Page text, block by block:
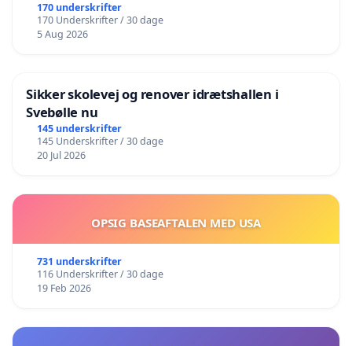
170 underskrifter
170 Underskrifter / 30 dage
5 Aug 2026
Sikker skolevej og renover idrætshallen i
Svebølle nu
145 underskrifter
145 Underskrifter / 30 dage
20 Jul 2026
OPSIG BASEAFTALEN MED USA
731 underskrifter
116 Underskrifter / 30 dage
19 Feb 2026